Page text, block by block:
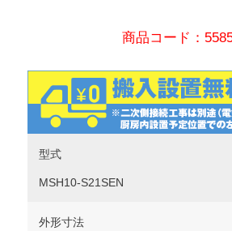
商品コード：
型式
MSH10-S21SEN
外形寸法